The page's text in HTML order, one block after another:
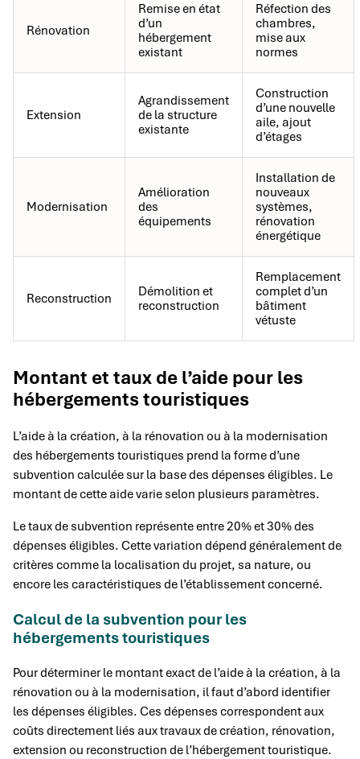
Rénovation
Remise en état
d’un
hébergement
existant
Réfection des
chambres,
mise aux
normes
Extension
Agrandissement
de la structure
existante
Construction
d’une nouvelle
aile, ajout
d’étages
Modernisation
Amélioration
des
équipements
Installation de
nouveaux
systèmes,
rénovation
énergétique
Reconstruction
Démolition et
reconstruction
Remplacement
complet d’un
bâtiment
vétuste
Montant et taux de l’aide pour les
hébergements touristiques
L’aide à la création, à la rénovation ou à la modernisation
des hébergements touristiques prend la forme d’une
subvention calculée sur la base des dépenses éligibles. Le
montant de cette aide varie selon plusieurs paramètres.
Le taux de subvention représente entre 20% et 30% des
dépenses éligibles. Cette variation dépend généralement de
critères comme la localisation du projet, sa nature, ou
encore les caractéristiques de l’établissement concerné.
Calcul de la subvention pour les
hébergements touristiques
Pour déterminer le montant exact de l’aide à la création, à la
rénovation ou à la modernisation, il faut d’abord identifier
les dépenses éligibles. Ces dépenses correspondent aux
coûts directement liés aux travaux de création, rénovation,
extension ou reconstruction de l’hébergement touristique.